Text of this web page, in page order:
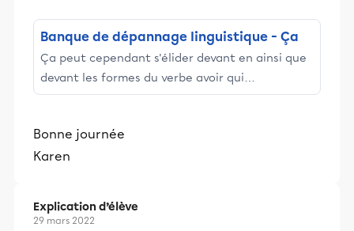
Banque de dépannage linguistique - Ça
Ça peut cependant s'élider devant en ainsi que
devant les formes du verbe avoir qui
commencent par a afin d'éviter l'enchaînement
Bonne journée
Karen
Explication d’élève
29 mars 2022